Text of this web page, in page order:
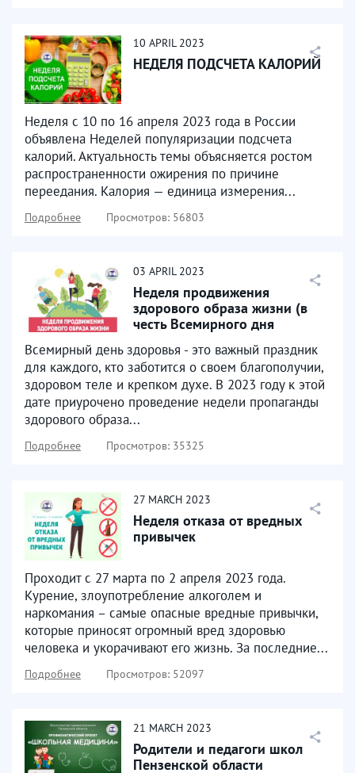
10 APRIL 2023
НЕДЕЛЯ ПОДСЧЕТА КАЛОРИЙ
Неделя с 10 по 16 апреля 2023 года в России
объявлена Неделей популяризации подсчета
калорий. Актуальность темы объясняется ростом
распространенности ожирения по причине
переедания. Калория — единица измерения...
Подробнее Просмотров: 56803
03 APRIL 2023
Неделя продвижения
здорового образа жизни (в
честь Всемирного дня
Всемирный день здоровья - это важный праздник
для каждого, кто заботится о своем благополучии,
здоровом теле и крепком духе. В 2023 году к этой
дате приурочено проведение недели пропаганды
здорового образа...
Подробнее Просмотров: 35325
27 MARCH 2023
Неделя отказа от вредных
привычек
Проходит с 27 марта по 2 апреля 2023 года.
Курение, злоупотребление алкоголем и
наркомания – самые опасные вредные привычки,
которые приносят огромный вред здоровью
человека и укорачивают его жизнь. За последние...
Подробнее Просмотров: 52097
21 MARCH 2023
Родители и педагоги школ
Пензенской области